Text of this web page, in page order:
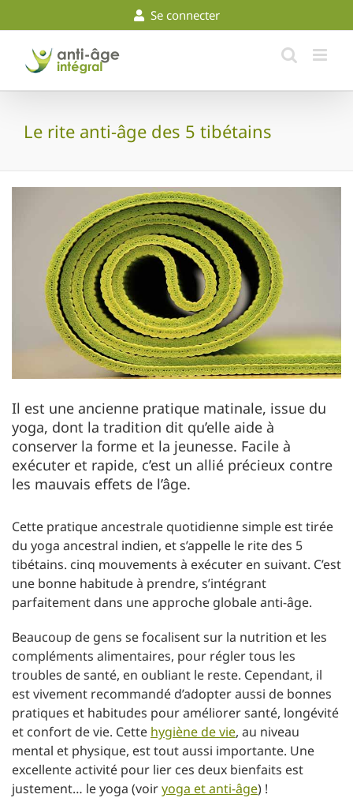
to
content
Se connecter
Le rite anti-âge des 5 tibétains
Il est une ancienne pratique matinale, issue du
yoga, dont la tradition dit qu’elle aide à
conserver la forme et la jeunesse. Facile à
exécuter et rapide, c’est un allié précieux contre
les mauvais effets de l’âge.
Cette pratique ancestrale quotidienne simple est tirée
du yoga ancestral indien, et s’appelle le rite des 5
tibétains. cinq mouvements à exécuter en suivant. C’est
une bonne habitude à prendre, s’intégrant
parfaitement dans une approche globale anti-âge.
Beaucoup de gens se focalisent sur la nutrition et les
compléments alimentaires, pour régler tous les
troubles de santé, en oubliant le reste. Cependant, il
est vivement recommandé d’adopter aussi de bonnes
pratiques et habitudes pour améliorer santé, longévité
et confort de vie. Cette hygiène de vie, au niveau
mental et physique, est tout aussi importante. Une
excellente activité pour lier ces deux bienfaits est
justement… le yoga (voiryoga et anti-âge) !